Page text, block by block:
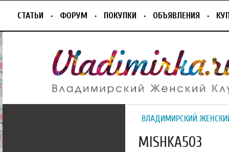
СТАТЬИ ФОРУМ ПОКУПКИ ОБЪЯВЛЕНИЯ
ВЛАДИМИРСКИЙ
MISHKA503